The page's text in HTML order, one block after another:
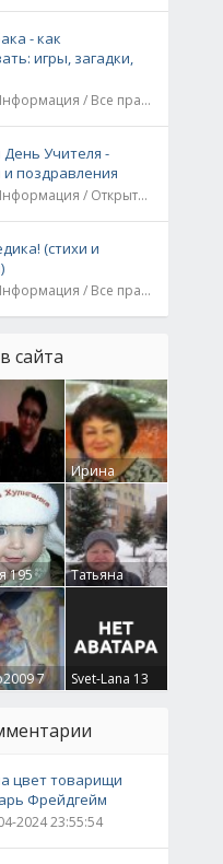
- как
игры, загадки,
10.07.21, Информация / Все праздники
День Учителя -
поздравления
04.10.21, Информация / Открытки / Все праздники
(стихи и
19.06.21, Информация / Все праздники
сайта
0
Ирина
Бруцкая41
195
Татьяна
Крючкова0
7 Svet-Lana 13
цвет товарищи
Фрейдгейм
2024 23:55:54